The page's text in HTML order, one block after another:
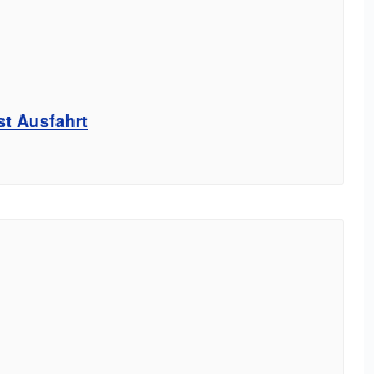
Ausfahrt